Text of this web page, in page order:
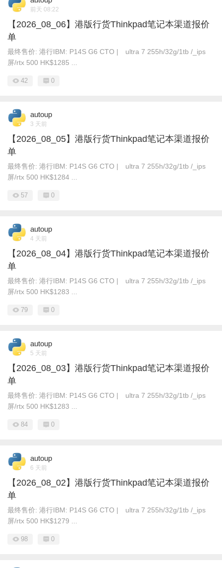
前天 08:22
【2026_08_06】港版行货Thinkpad笔记本渠道报价
单
最终售价: 港行IBM: P14S G6 CTO | ultra 7 255h/32g/1tb /_ips
屏/rtx 500 HK$1285 ...
42 0
autoup
3 天前
【2026_08_05】港版行货Thinkpad笔记本渠道报价
单
最终售价: 港行IBM: P14S G6 CTO | ultra 7 255h/32g/1tb /_ips
屏/rtx 500 HK$1284 ...
57 0
autoup
4 天前
【2026_08_04】港版行货Thinkpad笔记本渠道报价
单
最终售价: 港行IBM: P14S G6 CTO | ultra 7 255h/32g/1tb /_ips
屏/rtx 500 HK$1283 ...
79 0
autoup
5 天前
【2026_08_03】港版行货Thinkpad笔记本渠道报价
单
最终售价: 港行IBM: P14S G6 CTO | ultra 7 255h/32g/1tb /_ips
屏/rtx 500 HK$1283 ...
84 0
autoup
6 天前
【2026_08_02】港版行货Thinkpad笔记本渠道报价
单
最终售价: 港行IBM: P14S G6 CTO | ultra 7 255h/32g/1tb /_ips
屏/rtx 500 HK$1279 ...
98 0